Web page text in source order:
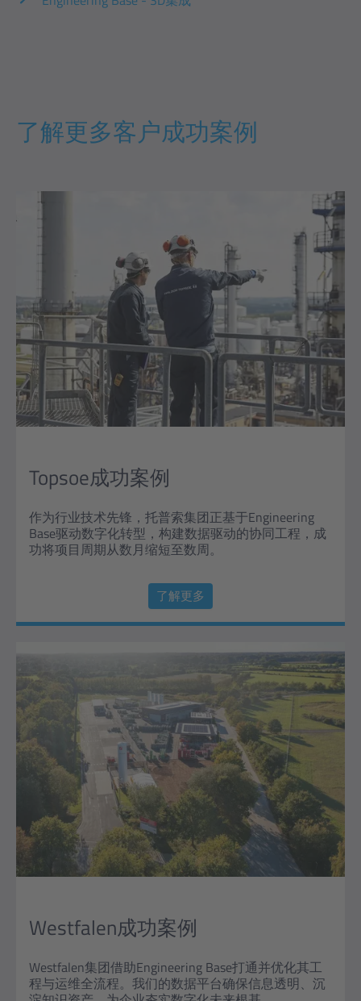
了解更多客户成功案例
Topsoe成功案例
作为行业技术先锋，托普索集团正基于Engineering
Base驱动数字化转型，构建数据驱动的协同工程，成
功将项目周期从数月缩短至数周。
了解更多
Westfalen成功案例
Westfalen集团借助Engineering Base打通并优化其工
程与运维全流程。我们的数据平台确保信息透明、沉